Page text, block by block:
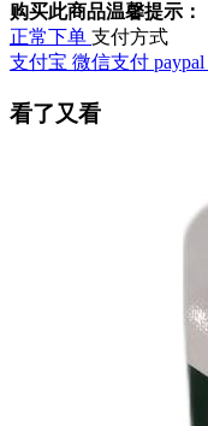
购买此商品温馨提示：
正常下单 支付方式
支付宝 微信支付 paypal
看了又看